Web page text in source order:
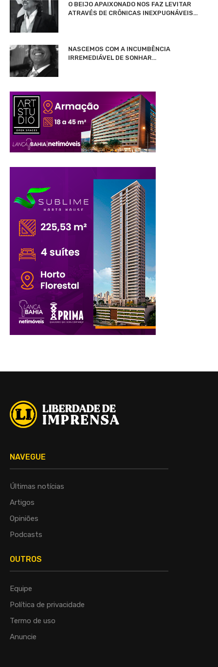
O BEIJO APAIXONADO NOS FAZ LEVITAR
ATRAVÉS DE CRÔNICAS INEXPUGNÁVEIS…
NASCEMOS COM A INCUMBÊNCIA
IRREMEDIÁVEL DE SONHAR…
NAVEGUE
Últimas notícias
Artigos
Opiniões
Podcasts
OUTROS
Equipe
Política de privacidade
Termo de uso
Anuncie